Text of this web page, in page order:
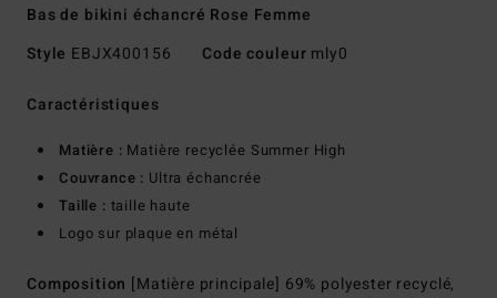
Bas de bikini échancré Rose Femme
Style EBJX400156 Code couleur mly0
Caractéristiques
Matière : Matière recyclée Summer High
Couvrance : Ultra échancrée
Taille : taille haute
Logo sur plaque en métal
Composition [Matière principale] 69% polyester recyclé,